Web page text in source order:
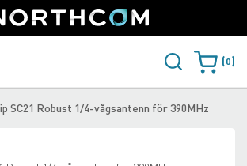
Sweden
Varukorgen
0
SC21 Robust 1/4-vågsantenn för 390MHz